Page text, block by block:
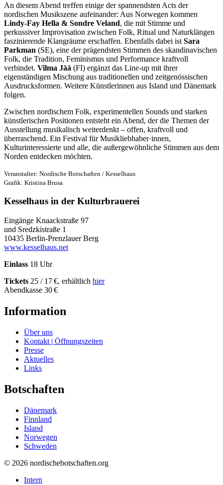
An diesem Abend treffen einige der spannendsten Acts der
nordischen Musikszene aufeinander: Aus Norwegen kommen
Lindy-Fay Hella & Sondre Veland, die mit Stimme und
perkussiver Improvisation zwischen Folk, Ritual und Naturklängen
faszinierende Klangräume erschaffen. Ebenfalls dabei ist Sara
Parkman (SE), eine der prägendsten Stimmen des skandinavischen
Folk, die Tradition, Feminismus und Performance kraftvoll
verbindet. Vilma Jää (FI) ergänzt das Line-up mit ihrer
eigenständigen Mischung aus traditionellen und zeitgenössischen
Ausdrucksformen. Weitere Künstlerinnen aus Island und Dänemark
folgen.
Zwischen nordischem Folk, experimentellen Sounds und starken
künstlerischen Positionen entsteht ein Abend, der die Themen der
Ausstellung musikalisch weiterdenkt – offen, kraftvoll und
überraschend. Ein Festival für Musikliebhaber·innen,
Kulturinteressierte und alle, die außergewöhnliche Stimmen aus dem
Norden entdecken möchten.
Veranstalter: Nordische Botschaften / Kesselhaus
Grafik: Kristina Brusa
Kesselhaus in der Kulturbrauerei
Eingänge Knaackstraße 97
und Sredzkistraße 1
10435 Berlin-Prenzlauer Berg
www.kesselhaus.net
Einlass 18 Uhr
Tickets 25 / 17 €, erhältlich hier
Abendkasse 30 €
Information
Über uns
Kontakt | Öffnungszeiten
Presse
Aktuelles
Links
Botschaften
Dänemark
Finnland
Island
Norwegen
Schweden
© 2026 nordischebotschaften.org
Intern